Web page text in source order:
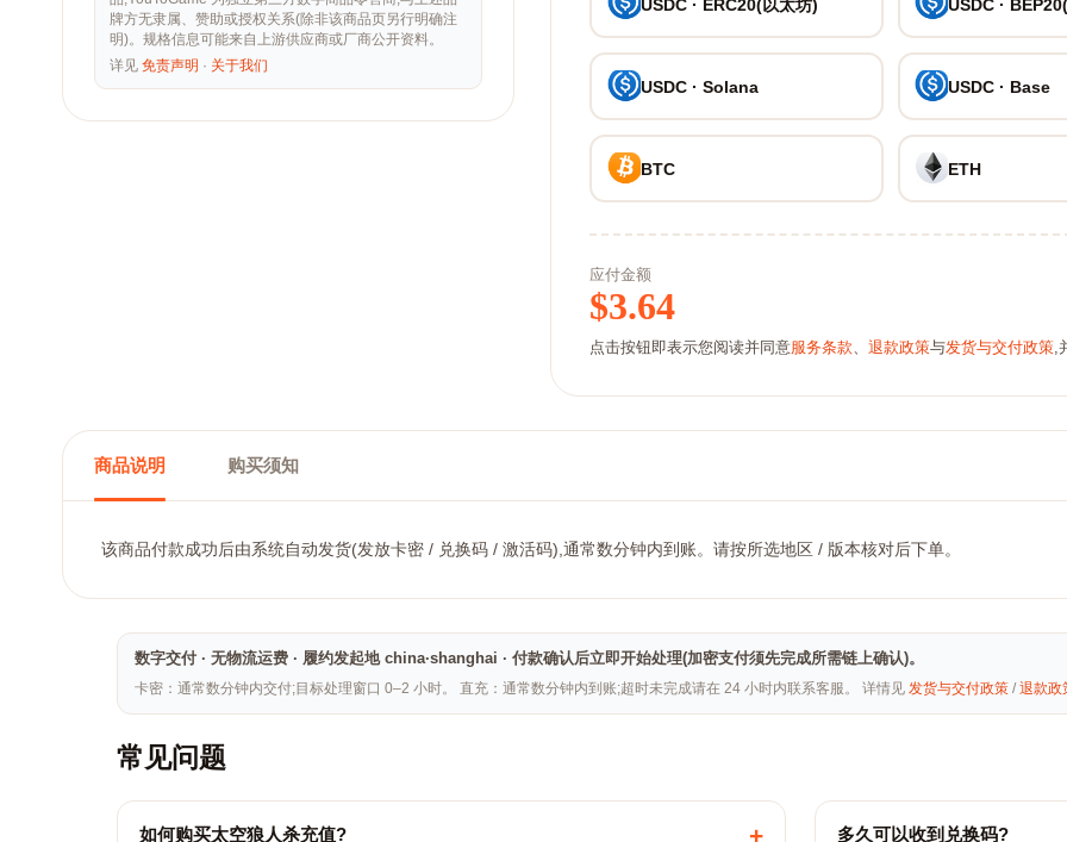
牌方无隶属、赞助或授权关系(除非该商品页另行明确注
明)。规格信息可能来自上游供应商或厂商公开资料。
详见 免责声明 · 关于我们
USDC · ERC20(以太坊) USDC ·
USDC · Solana USDC · Base
BTC ETH
应付金额
$3.64
点击按钮即表示您阅读并同意服务条款、 退款政策与发货与交付政策,
商品说明 购买须知
该商品付款成功后由系统自动发货(发放卡密 / 兑换码 / 激活码),通常数分钟内到账。请按所选地区 / 版本核对后下单。
数字交付 · 无物流运费 · 履约发起地 china·shanghai · 付款确认后立即开始处理(加密支付须先完成所需链上确认)。
卡密：通常数分钟内交付;目标处理窗口 0–2 小时。 直充：通常数分钟内到账;超时未完成请在 24 小时内联系客服。 详情见 发货与交付政策 /退款政
常见问题
如何购买太空狼人杀充值? + 多久可以收到兑换码?